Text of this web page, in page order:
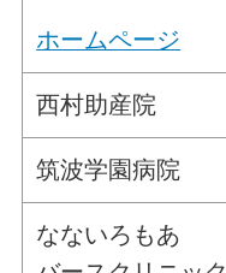
ホームページ
西村助産院
筑波学園病院
なないろもあ